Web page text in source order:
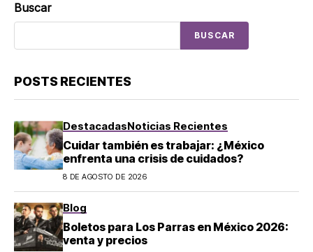
Buscar
BUSCAR
POSTS RECIENTES
DestacadasNoticias Recientes
Cuidar también es trabajar: ¿México
enfrenta una crisis de cuidados?
8 DE AGOSTO DE 2026
Blog
Boletos para Los Parras en México 2026:
venta y precios